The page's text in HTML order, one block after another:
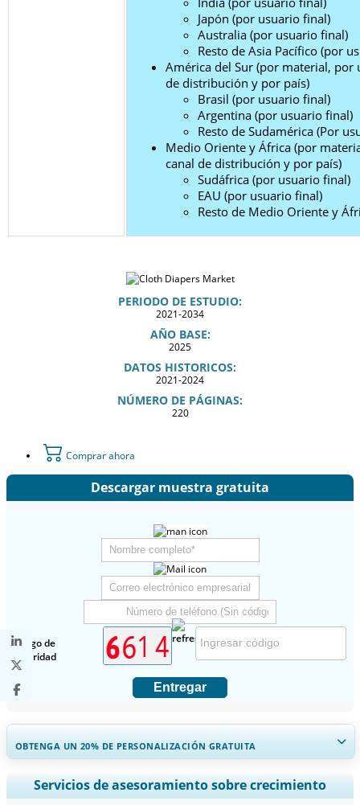
Japón (por usuario final)
Australia (por usuario final)
Resto de Asia Pacífico (por
América del Sur (por material, por
de distribución y por país)
Brasil (por usuario final)
Argentina (por usuario final)
Resto de Sudamérica (Por
Medio Oriente y África (por
canal de distribución y por país)
Sudáfrica (por usuario final)
EAU (por usuario final)
Resto de Medio Oriente y
PERIODO DE ESTUDIO:
2021-2034
AÑO BASE:
2025
DATOS HISTORICOS:
2021-2024
NÚMERO DE PÁGINAS:
220
Comprar ahora
Descargar muestra gratuita
Código de
seguridad
Entregar
OBTENGA UN 20% DE PERSONALIZACIÓN GRATUITA
Ampliar la cobertura regional y por país, Análisis de segmentos,
Perfiles de empresas, Benchmarking competitivo, e información
Servicios de asesoramiento sobre crecimiento